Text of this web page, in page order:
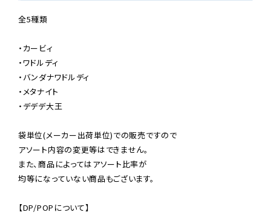
全5種類
・カービィ
・ワドルディ
・バンダナワドルディ
・メタナイト
・デデデ大王
袋単位(メーカー出荷単位)での販売ですので
アソート内容の変更等はできません。
また、商品によってはアソート比率が
均等になっていない商品もございます。
【DP/POPについて】